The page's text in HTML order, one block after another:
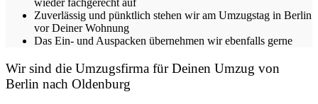
wieder fachgerecht auf
Zuverlässig und pünktlich stehen wir am Umzugstag in Berlin
vor Deiner Wohnung
Das Ein- und Auspacken übernehmen wir ebenfalls gerne
Wir sind die Umzugsfirma für Deinen Umzug von
Berlin nach Oldenburg